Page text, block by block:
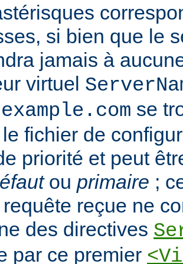
si bien que le
jamais à
virtuel
se
fichier de
priorité et peut
ou primaire ;
reçue ne
des directives
par ce premier